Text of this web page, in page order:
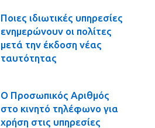
Ποιες ιδιωτικές υπηρεσίες
ενημερώνουν οι πολίτες
μετά την έκδοση νέας
ταυτότητας
Ο Προσωπικός Αριθμός
στο κινητό τηλέφωνο για
χρήση στις υπηρεσίες